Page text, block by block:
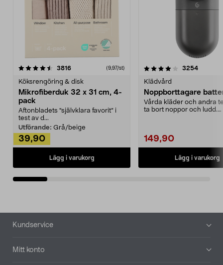
3816recensioner (9,97/st)
Köksrengöring & disk
Mikrofiberduk 32 x 31 cm, 4-
pack
Aftonbladets "självklara favorit” i
test av d...
Utförande: Grå/beige
39,90
Lägg i varukorg
4.0av 5 stjärnor 3254
Klädvård
Noppborttagare
Vårda kläder och andra
ta bort noppor och ludd.
149,90
Lägg i varukorg
4.5av 5 stjärnor
Sidfot
Kundservice
Mitt konto